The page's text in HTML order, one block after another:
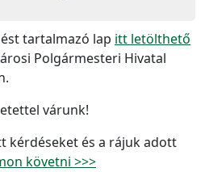
tartalmazó lap itt letölthető
Polgármesteri Hivatal
várunk!
kérdéseket és a rájuk adott
követni >>>